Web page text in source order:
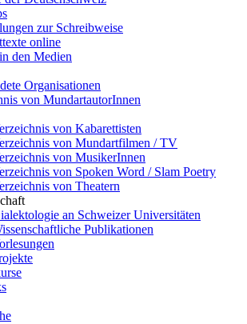
zur Schreibweise
online
den Medien
Organisationen
von MundartautorInnen
von Kabarettisten
von Mundartfilmen / TV
von MusikerInnen
von Spoken Word / Slam Poetry
von Theatern
an Schweizer Universitäten
Publikationen